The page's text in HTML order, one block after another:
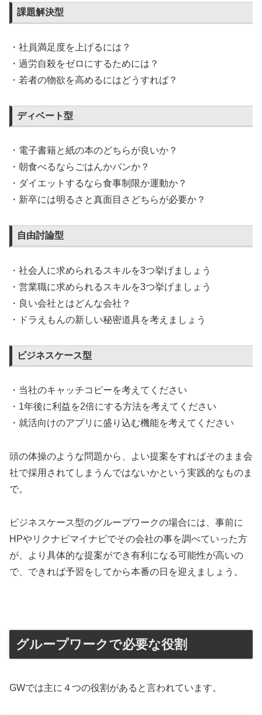
課題解決型
・社員満足度を上げるには？
・過労自殺をゼロにするためには？
・若者の物欲を高めるにはどうすれば？
ディベート型
・電子書籍と紙の本のどちらが良いか？
・朝食べるならごはんかパンか？
・ダイエットするなら食事制限か運動か？
・新卒には明るさと真面目さどちらが必要か？
自由討論型
・社会人に求められるスキルを3つ挙げましょう
・営業職に求められるスキルを3つ挙げましょう
・良い会社とはどんな会社？
・ドラえもんの新しい秘密道具を考えましょう
ビジネスケース型
・当社のキャッチコピーを考えてください
・1年後に利益を2倍にする方法を考えてください
・就活向けのアプリに盛り込む機能を考えてください
頭の体操のような問題から、よい提案をすればそのまま会
社で採用されてしまうんではないかという実践的なものま
で。
ビジネスケース型のグループワークの場合には、事前に
HPやリクナビマイナビでその会社の事を調べていった方
が、より具体的な提案ができ有利になる可能性が高いの
で、できれば予習をしてから本番の日を迎えましょう。
グループワークで必要な役割
GWでは主に４つの役割があると言われています。